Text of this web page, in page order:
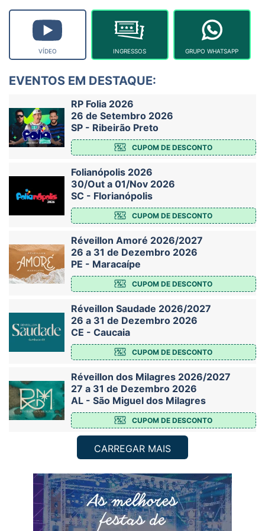
VÍDEO INGRESSOS GRUPO WHATSAPP
EVENTOS EM DESTAQUE:
RP Folia 2026
26 de Setembro 2026
SP - Ribeirão Preto
CUPOM DE DESCONTO
Folianópolis 2026
30/Out a 01/Nov 2026
SC - Florianópolis
CUPOM DE DESCONTO
Réveillon Amoré 2026/2027
26 a 31 de Dezembro 2026
PE - Maracaípe
CUPOM DE DESCONTO
Réveillon Saudade 2026/2027
26 a 31 de Dezembro 2026
CE - Caucaia
CUPOM DE DESCONTO
Réveillon dos Milagres 2026/2027
27 a 31 de Dezembro 2026
AL - São Miguel dos Milagres
CUPOM DE DESCONTO
CARREGAR MAIS